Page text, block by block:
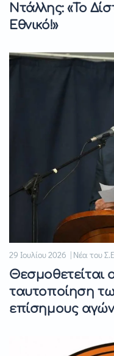
Ντάλλης: «Το
Εθνικό!»
29 Ιουλίου 2026 | Νέα του
Θεσμοθετείται
ταυτοποίηση
επίσημους